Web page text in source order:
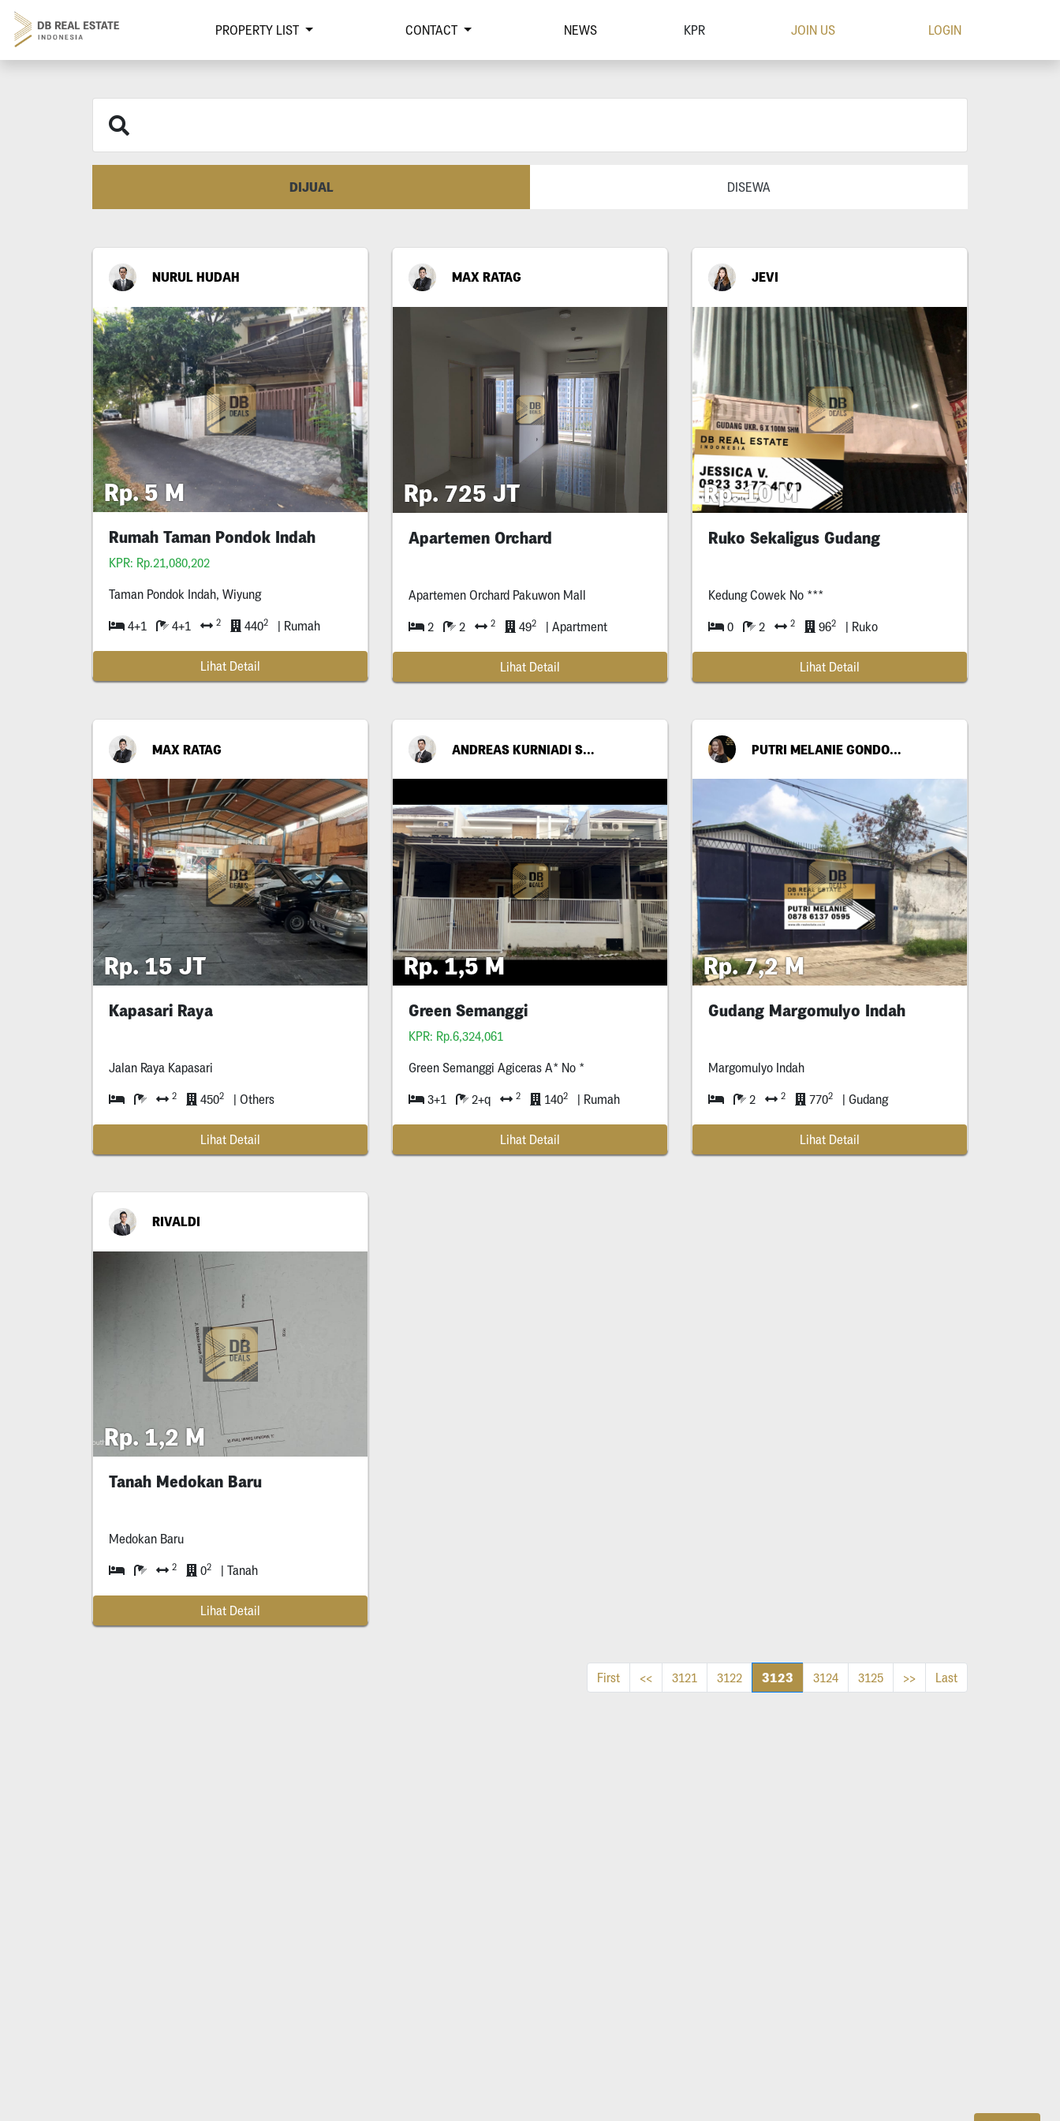
PROPERTY LIST CONTACT NEWS KPR JOIN US LOGIN
DIJUAL DISEWA
NURUL HUDAH
Rp. 5 M
Rumah Taman Pondok Indah
KPR: Rp.21,080,202
Taman Pondok Indah, Wiyung
4+1 4+1 2 4402 | Rumah
Lihat Detail
MAX RATAG
Rp. 725 JT
Apartemen Orchard
Apartemen Orchard Pakuwon Mall
2 2 2 492 | Apartment
Lihat Detail
JEVI
Rp. 10 M
Ruko Sekaligus Gudang
Kedung Cowek No ***
0 2 2 962 | Ruko
Lihat Detail
MAX RATAG
Rp. 15 JT
Kapasari Raya
Jalan Raya Kapasari
2 4502 | Others
Lihat Detail
ANDREAS KURNIADI SANTOSO
Rp. 1,5 M
Green Semanggi
KPR: Rp.6,324,061
Green Semanggi Agiceras A* No *
3+1 2+q 2 1402 | Rumah
Lihat Detail
PUTRI MELANIE GONDO SUWITO
Rp. 7,2 M
Gudang Margomulyo Indah
Margomulyo Indah
2 2 7702 | Gudang
Lihat Detail
RIVALDI
Rp. 1,2 M
Tanah Medokan Baru
Medokan Baru
2 02 | Tanah
Lihat Detail
First << 3121 3122 3123 3124 3125 >> Last